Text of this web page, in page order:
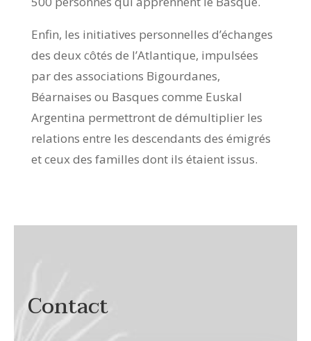
Enfin, les initiatives personnelles d’échanges
des deux côtés de l’Atlantique, impulsées
par des associations Bigourdanes,
Béarnaises ou Basques comme Euskal
Argentina permettront de démultiplier les
relations entre les descendants des émigrés
et ceux des familles dont ils étaient issus.
Contact